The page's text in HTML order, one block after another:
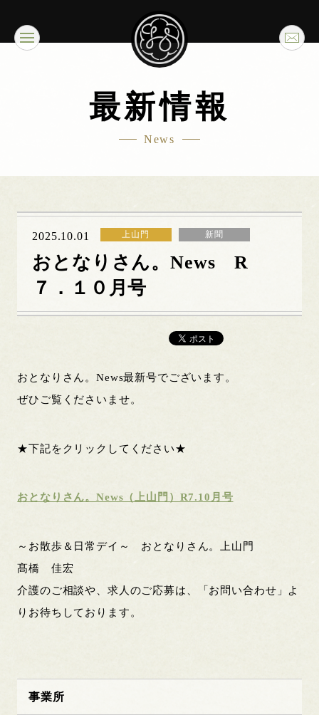
最新情報
News
2025.10.01 上山門 新聞
おとなりさん。News R
７．１０月号
おとなりさん。News最新号でございます。
ぜひご覧くださいませ。
★下記をクリックしてください★
おとなりさん。News（上山門）R7.10月号
～お散歩＆日常デイ～ おとなりさん。上山門
髙橋 佳宏
介護のご相談や、求人のご応募は、「お問い合わせ」よ
りお待ちしております。
事業所